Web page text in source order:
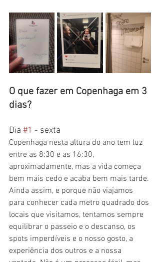
O que fazer em Copenhaga em 3
dias?
Dia #1 - sexta
Copenhaga nesta altura do ano tem luz
entre as 8:30 e as 16:30,
aproximadamente, mas a vida começa
bem mais cedo e acaba bem mais tarde.
Ainda assim, e porque não viajamos
para conhecer cada metro quadrado dos
locais que visitamos, tentamos sempre
equilibrar o passeio e o descanso, os
spots imperdíveis e o nosso gosto, a
experiência dos outros e a nossa